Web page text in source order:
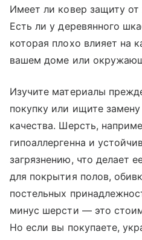
Имеет ли ковер защиту от
Есть ли у деревянного
которая плохо влияет на
вашем доме или
Изучите материалы
покупку или ищите
качества. Шерсть,
гипоаллергенна и
загрязнению, что делает
для покрытия полов,
постельных
минус шерсти — это
Но если вы покупаете,